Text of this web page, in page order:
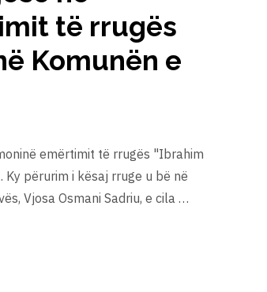
të rrugës
Komunën e
emërtimit të rrugës "Ibrahim
Ky përurim i kësaj rruge u bë në
Vjosa Osmani Sadriu, e cila …